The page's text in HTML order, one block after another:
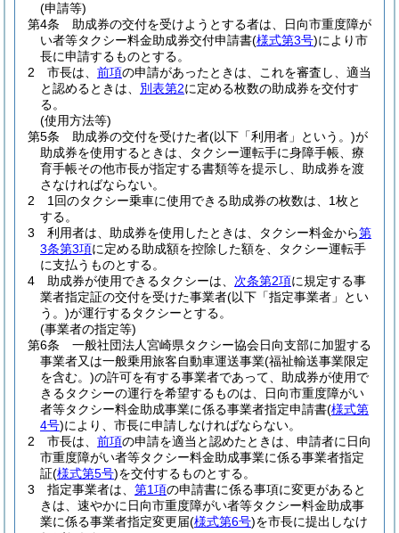
(申請等)
第4条
助成券の交付を受けようとする者は、日向市重度障が
い者等タクシー料金助成券交付申請書(様式第3号)により市
長に申請するものとする。
2
市長は、 前項の申請があったときは、これを審査し、適当
と認めるときは、 別表第2に定める枚数の助成券を交付す
る。
(使用方法等)
第5条
助成券の交付を受けた者(以下「利用者」という。)が
助成券を使用するときは、タクシー運転手に身障手帳、療
育手帳その他市長が指定する書類等を提示し、助成券を渡
さなければならない。
2
1回のタクシー乗車に使用できる助成券の枚数は、1枚と
する。
3
利用者は、助成券を使用したときは、タクシー料金から第
3条第3項に定める助成額を控除した額を、タクシー運転手
に支払うものとする。
4
助成券が使用できるタクシーは、 次条第2項に規定する事
業者指定証の交付を受けた事業者(以下「指定事業者」とい
う。)が運行するタクシーとする。
(事業者の指定等)
第6条
一般社団法人宮崎県タクシー協会日向支部に加盟する
事業者又は一般乗用旅客自動車運送事業(福祉輸送事業限定
を含む。)の許可を有する事業者であって、助成券が使用で
きるタクシーの運行を希望するものは、日向市重度障がい
者等タクシー料金助成事業に係る事業者指定申請書(様式第
4号)により、市長に申請しなければならない。
2
市長は、 前項の申請を適当と認めたときは、申請者に日向
市重度障がい者等タクシー料金助成事業に係る事業者指定
証(様式第5号)を交付するものとする。
3
指定事業者は、 第1項の申請書に係る事項に変更があると
きは、速やかに日向市重度障がい者等タクシー料金助成事
業に係る事業者指定変更届(様式第6号)を市長に提出しなけ